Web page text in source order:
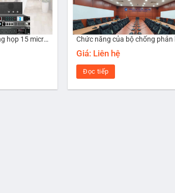
Cấu hình âm thanh phòng họp 15 micro Bosch CCS 900
Giá: Liên hệ
Đọc tiếp